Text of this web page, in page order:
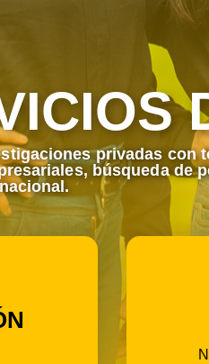
privadas con
búsqueda de